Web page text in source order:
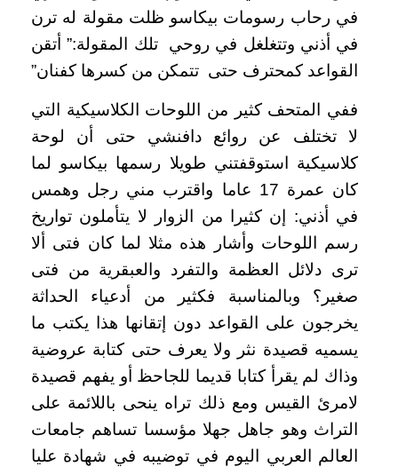
في رحاب رسومات بيكاسو ظلت مقولة له ترن
في أذني وتتغلغل في روحي تلك المقولة:” أتقن
القواعد كمحترف حتى تتمكن من كسرها كفنان”
ففي المتحف كثير من اللوحات الكلاسيكية التي
لا تختلف عن روائع دافنشي حتى أن لوحة
كلاسيكية استوقفتني طويلا رسمها بيكاسو لما
كان عمرة 17 عاما واقترب مني رجل وهمس
في أذني: إن كثيرا من الزوار لا يتأملون تواريخ
رسم اللوحات وأشار هذه مثلا لما كان فتى ألا
ترى دلائل العظمة والتفرد والعبقرية من فتى
صغير؟ وبالمناسبة فكثير من أدعياء الحداثة
يخرجون على القواعد دون إتقانها هذا يكتب ما
يسميه قصيدة نثر ولا يعرف حتى كتابة عروضية
وذاك لم يقرأ كتابا قديما للجاحظ أو يفهم قصيدة
لامرئ القيس ومع ذلك تراه ينحى باللائمة على
التراث وهو جاهل جهلا مؤسسا تساهم جامعات
العالم العربي اليوم في توضيبه في شهادة عليا